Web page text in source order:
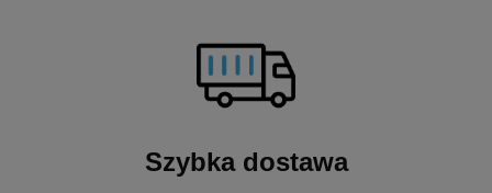
Szybka dostawa